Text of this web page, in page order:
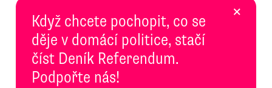
Když chcete pochopit, co se
děje v domácí politice, stačí
číst Deník Referendum.
Podpořte nás!
×